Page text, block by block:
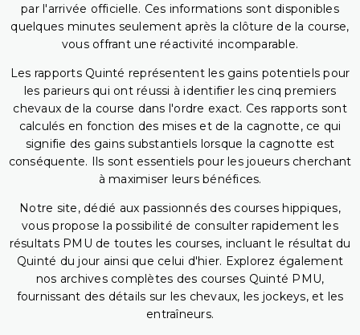
par l'arrivée officielle. Ces informations sont disponibles
quelques minutes seulement après la clôture de la course,
vous offrant une réactivité incomparable.
Les rapports Quinté représentent les gains potentiels pour
les parieurs qui ont réussi à identifier les cinq premiers
chevaux de la course dans l'ordre exact. Ces rapports sont
calculés en fonction des mises et de la cagnotte, ce qui
signifie des gains substantiels lorsque la cagnotte est
conséquente. Ils sont essentiels pour les joueurs cherchant
à maximiser leurs bénéfices.
Notre site, dédié aux passionnés des courses hippiques,
vous propose la possibilité de consulter rapidement les
résultats PMU de toutes les courses, incluant le résultat du
Quinté du jour ainsi que celui d'hier. Explorez également
nos archives complètes des courses Quinté PMU,
fournissant des détails sur les chevaux, les jockeys, et les
entraîneurs.